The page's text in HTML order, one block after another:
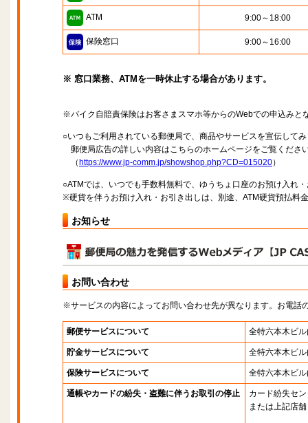
ATM 9:00～18:00
保険窓口 9:00～16:00
※ 窓口業務、ATMを一時休止する場合があります。
※バイク自賠責保険はお客さまスマホ等からのWebでの申込みと
○いつもご利用されている郵便局で、商品やサービスを宣伝して
郵便局広告の詳しい内容はこちらのホームページをご覧くださ
（ https://www.jp-comm.jp/showshop.php?CD=015020）
○ATMでは、いつでも手数料無料で、ゆうちょ口座のお預け入れ
※硬貨を伴うお預け入れ・お引き出しは、別途、ATM硬貨預払料
お知らせ
お問い合わせ
※サービスの内容によってお問い合わせ先が異なります。お電話
郵便サービスについて 全特六本木ビ
貯金サービスについて 全特六本木ビ
保険サービスについて 全特六本木ビ
通帳やカードの紛失・盗難に伴うお取引の停止
カード紛失セ
または上記店舗